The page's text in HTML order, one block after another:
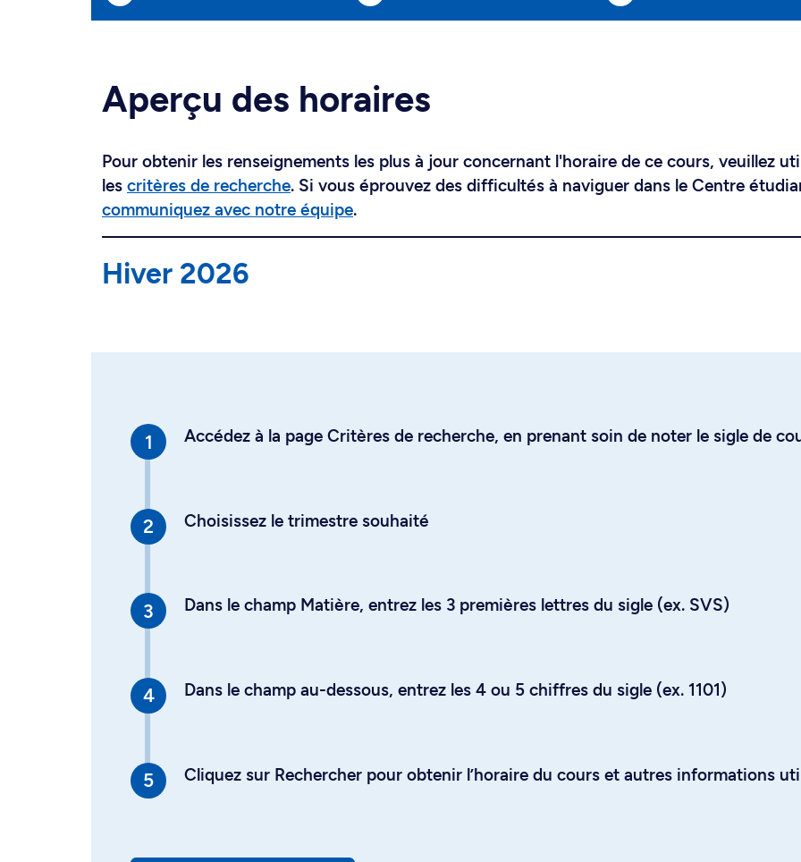
Aperçu des horaires
Pour obtenir les renseignements les plus à jour concernant l'horaire de ce cours, veuillez
les critères de recherche. Si vous éprouvez des difficultés à naviguer dans le Centre
communiquez avec notre équipe.
Hiver 2026
Accédez à la page Critères de recherche, en prenant soin de noter le sigle de
Choisissez le trimestre souhaité
Dans le champ Matière, entrez les 3 premières lettres du sigle (ex. SVS)
Dans le champ au-dessous, entrez les 4 ou 5 chiffres du sigle (ex. 1101)
Cliquez sur Rechercher pour obtenir l’horaire du cours et autres informations